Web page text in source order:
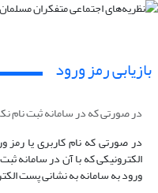
بازیابی رمز ورود
در صورتی که در سامانه ثبت نام
در صورتی که نام کاربری یا
الکترونیکی که با آن در سامانه
ورود به سامانه به نشانی پست